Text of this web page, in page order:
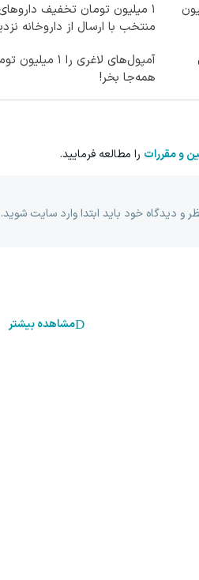
با ۱ میلیون
۱ میلیون تومان تخفیف
منتخب با ارسال از داروخانه
آمپول‌های لاغری را
همه‌جا بخر!
و مقررات را مطالعه فرمایید.
و دیدگاه خود باید ابتدا وارد سایت
مشاهده بیشتر